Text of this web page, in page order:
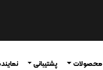
محصولات پشتیبانی